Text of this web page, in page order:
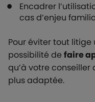
Encadrer
cas d’enjeu
Pour éviter tout litige
possibilité defaire
qu’à votre
plus adaptée.